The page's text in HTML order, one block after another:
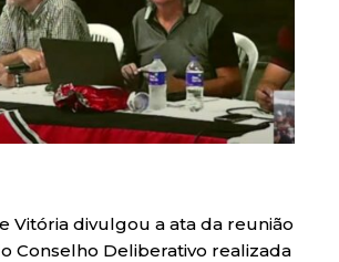
Vitória divulgou a ata da reunião
Conselho Deliberativo realizada